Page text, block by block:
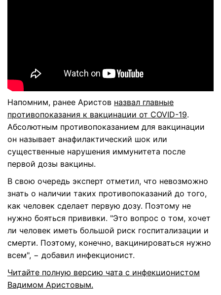
Напомним, ранее Аристов назвал главные
противопоказания к вакцинации от COVID-19.
Абсолютным противопоказанием для вакцинации
он называет анафилактический шок или
существенные нарушения иммунитета после
первой дозы вакцины.
В свою очередь эксперт отметил, что невозможно
знать о наличии таких противопоказаний до того,
как человек сделает первую дозу. Поэтому не
нужно бояться прививки. "Это вопрос о том, хочет
ли человек иметь большой риск госпитализации и
смерти. Поэтому, конечно, вакцинироваться нужно
всем", − добавил инфекционист.
Читайте полную версию чата с инфекционистом
Вадимом Аристовым.